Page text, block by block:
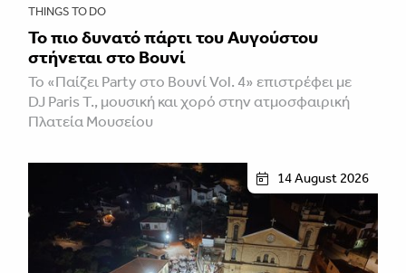
THINGS TO DO
Το πιο δυνατό πάρτι του Αυγούστου
στήνεται στο Βουνί
Το «Παίζει Party στο Βουνί Vol. 4» επιστρέφει με
DJ Paris T., μουσική και χορό στην ατμοσφαιρική
Πλατεία Μουσείου
14 August 2026